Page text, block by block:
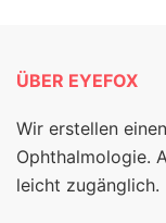
ÜBER EYEFOX
Wir erstellen
Ophthalmologie.
leicht zugänglich.